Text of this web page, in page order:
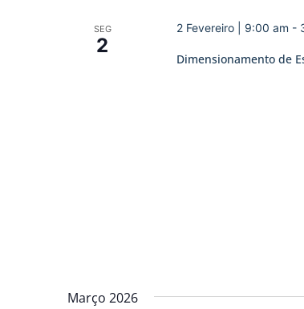
SEG
2
Dimensionamento de
2 Fevereiro | 9:00 am -
Março 2026